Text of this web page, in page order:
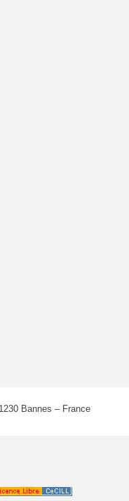
Bannes – France